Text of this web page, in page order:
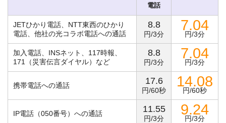
電話
JETひかり電話、NTT東西のひかり
電話、他社の光コラボ電話への通話
8.8
円/3分
7.04
円/3分
加入電話、INSネット、117時報、
171（災害伝言ダイヤル）など
8.8
円/3分
7.04
円/3分
携帯電話への通話 17.6
円/60秒
14.08
円/60秒
IP電話（050番号）への通話 11.55
円/3分
9.24
円/3分